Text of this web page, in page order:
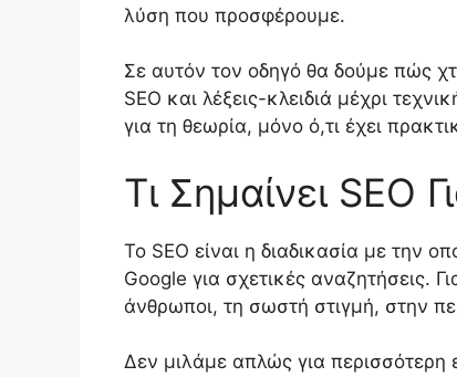
λύση που προσφέρουμε.
Σε αυτόν τον οδηγό θα δούμε πώς
SEO και λέξεις-κλειδιά μέχρι
για τη θεωρία, μόνο ό,τι έχει
Τι Σημαίνει SEO
Το SEO είναι η διαδικασία με την
Google για σχετικές αναζητήσεις.
άνθρωποι, τη σωστή στιγμή, στην
Δεν μιλάμε απλώς για περισσότερη